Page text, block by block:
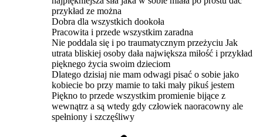
przykład ze można
Dobra dla wszystkich dookoła
Pracowita i przede wszystkim zaradna
Nie poddala się i po traumatycznym przeżyciu Jak
utrata bliskiej osoby dała największa miłość i przykład
pięknego życia swoim dzieciom
Dlatego dzisiaj nie mam odwagi pisać o sobie jako
kobiecie bo przy mamie to taki mały pikuś jestem
Piękno to przede wszystkim promienie bijące z
wewnątrz a są wtedy gdy człowiek naoracowny ale
spełniony i szczęśliwy